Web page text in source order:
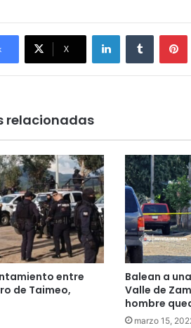
X
LinkedInTumblr
relacionadas
entre
de Taimeo,
Balean a
Valle de
hombre
marzo 15,